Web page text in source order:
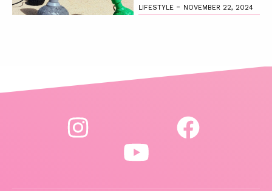
LIFESTYLE - NOVEMBER 22, 2024